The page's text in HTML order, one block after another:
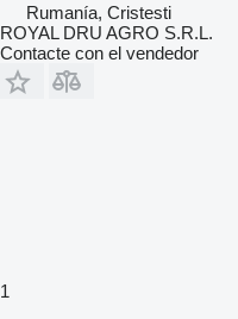
Rumanía, Cristesti
ROYAL DRU AGRO S.R.L.
Contacte con el vendedor
1